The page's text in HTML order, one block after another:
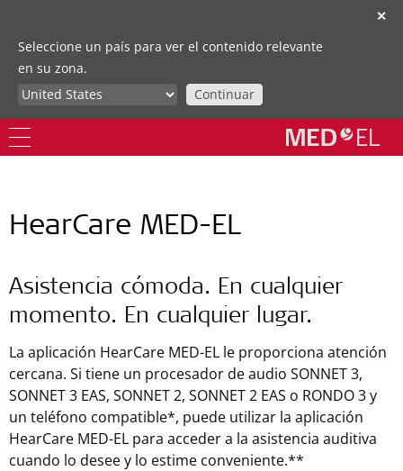
✕
Seleccione un país para ver el contenido relevante
en su zona.
Continuar
HearCare MED-EL
Asistencia cómoda. En cualquier
momento. En cualquier lugar.
La aplicación HearCare MED-EL le proporciona atención
cercana. Si tiene un procesador de audio SONNET 3,
SONNET 3 EAS, SONNET 2, SONNET 2 EAS o RONDO 3 y
un teléfono compatible*, puede utilizar la aplicación
HearCare MED-EL para acceder a la asistencia auditiva
cuando lo desee y lo estime conveniente.**